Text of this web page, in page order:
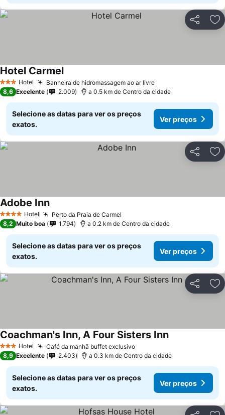
Partilhar
3 EstrelasHotel Banheira de hidromassagem ao ar livre
Hotel Carmel
8,6 Excelente 2.009 a 0.5 km de Centro da cidade
Selecione as datas para ver os preços
exatos.
Ver preços
Partilhar
4 EstrelasHotel Perto da Praia de Carmel
Adobe Inn
8,2 Muito boa 1.794 a 0.2 km de Centro da cidade
Selecione as datas para ver os preços
exatos.
Ver preços
Partilhar
3 EstrelasHotel Café da manhã buffet exclusivo
Coachman's Inn, A Four Sisters Inn
8,9 Excelente 2.403 a 0.3 km de Centro da cidade
Selecione as datas para ver os preços
exatos.
Ver preços